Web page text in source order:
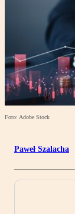
Foto: Adobe Stock
Paweł Szalacha